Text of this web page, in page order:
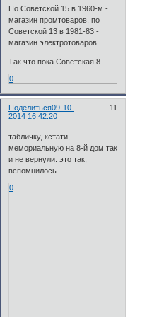
По Советской 15 в 1960-м -
магазин промтоваров, по
Советской 13 в 1981-83 -
магазин электротоваров.
Так что пока Советская 8.
0
Поделиться 11
09-10-
2014 16:42:20
табличку, кстати,
мемориальную на 8-й дом так
и не вернули. это так,
вспомнилось.
0